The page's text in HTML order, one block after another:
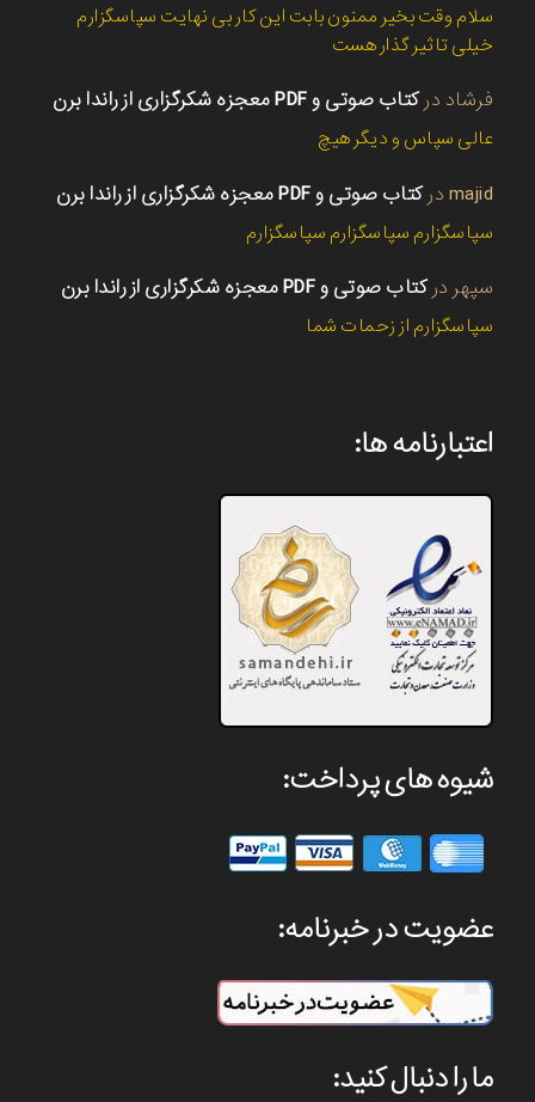
سلام وقت بخیر ممنون بابت این کار بی نهایت سپاسگزارم
خیلی تاثیر گذار هست
فرشاد درکتاب صوتی و PDF معجزه شکرگزاری از راندا برن
عالی سپاس و دیگر هیچ
majid درکتاب صوتی و PDF معجزه شکرگزاری از راندا برن
سپاسگزارم سپاسگزارم سپاسگزارم
سپهر درکتاب صوتی و PDF معجزه شکرگزاری از راندا برن
سپاسگزارم از زحمات شما
اعتبارنامه ها:
شیوه های پرداخت:
عضویت در خبرنامه:
ما را دنبال کنید: